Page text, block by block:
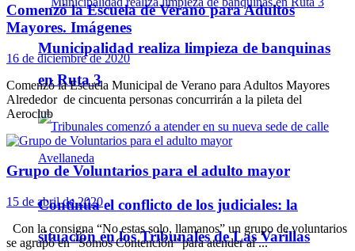
Municipalidad realiza limpieza de banquinas
en Ruta 3
Continúa el conflicto de los judiciales: la
situación en los Tribunales de Las Varillas
Comenzó la Escuela de Verano para Adultos
Mayores. Imágenes
16 de diciembre de 2020
Comenzó la Escuela Municipal de Verano para Adultos Mayores
Alrededor de cincuenta personas concurrirán a la pileta del
Aeroclub
Grupo de Voluntarios para el adulto mayor
15 de abril de 2020
Con la consigna “No estas solo, llamanos” un grupo de voluntarios
se agrupó en “Somos Contención” para atender al ...